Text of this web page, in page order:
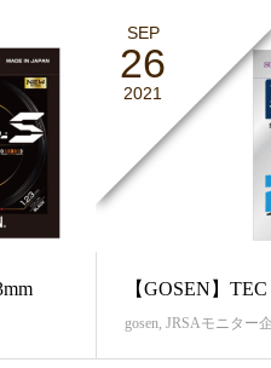
SEP
26
2021
【GOSEN】
gosen JRSAモニター